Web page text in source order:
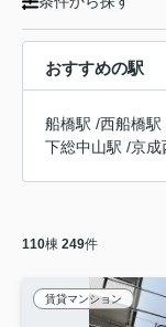
おすすめの駅
船橋駅 /西船橋駅
下総中山駅 /京成
110棟 249件
賃貸マンション